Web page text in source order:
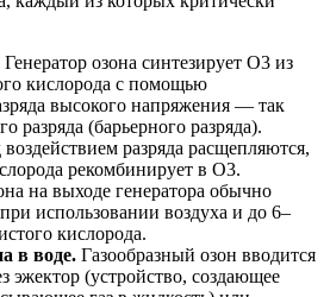
Генератор озона синтезирует O3 из
кислорода с помощью
высокого напряжения — так
разряда (барьерного разряда).
разряда расщепляются,
рекомбинирует в O3.
на выходе генератора обычно
использовании воздуха и до 6–
кислорода.
в воде. Газообразный озон вводится
эжектор (устройство, создающее